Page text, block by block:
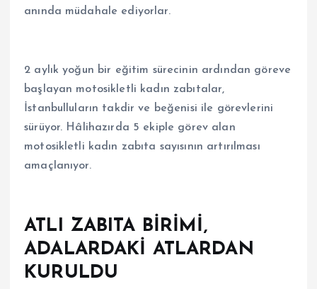
anında müdahale ediyorlar.
2 aylık yoğun bir eğitim sürecinin ardından göreve
başlayan motosikletli kadın zabıtalar,
İstanbulluların takdir ve beğenisi ile görevlerini
sürüyor. Hâlihazırda 5 ekiple görev alan
motosikletli kadın zabıta sayısının artırılması
amaçlanıyor.
ATLI ZABITA BİRİMİ,
ADALARDAKİ ATLARDAN
KURULDU